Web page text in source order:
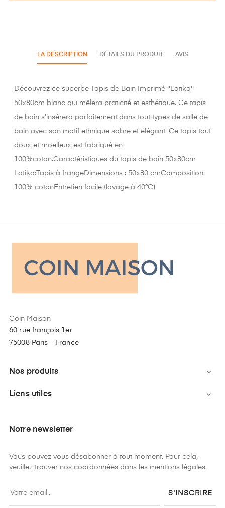
LA DESCRIPTION DÉTAILS DU PRODUIT AVIS
Découvrez ce superbe Tapis de Bain Imprimé ''Latika''
50x80cm blanc qui mêlera praticité et esthétique. Ce tapis
de bain s'insérera parfaitement dans tout types de salle de
bain avec son motif ethnique sobre et élégant. Ce tapis tout
doux et moelleux est fabriqué en
100%coton.Caractéristiques du tapis de bain 50x80cm
Latika:Tapis à frangeDimensions : 50x80 cmComposition:
100% cotonEntretien facile (lavage à 40°C)
Coin Maison
60 rue françois 1er
75008 Paris - France
Nos produits 
Liens utiles 
Notre newsletter
Vous pouvez vous désabonner à tout moment. Pour cela,
veuillez trouver nos coordonnées dans les mentions légales.
S'INSCRIRE